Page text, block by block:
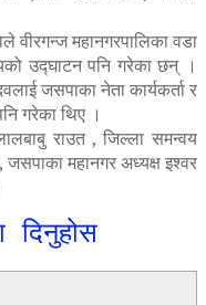
वीरगन्ज महानगरपालिका वडा
उद्घाटन पनि गरेका छन् ।
जसपाका नेता कार्यकर्ता र
गरेका थिए ।
राउत , जिल्ला समन्वय
जसपाका महानगर अध्यक्ष इश्वर
दिनुहोस